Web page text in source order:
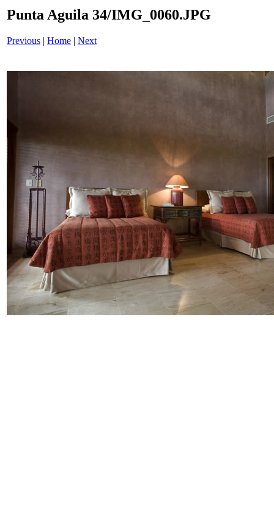
Punta Aguila 34/IMG_0060.JPG
Previous | Home | Next